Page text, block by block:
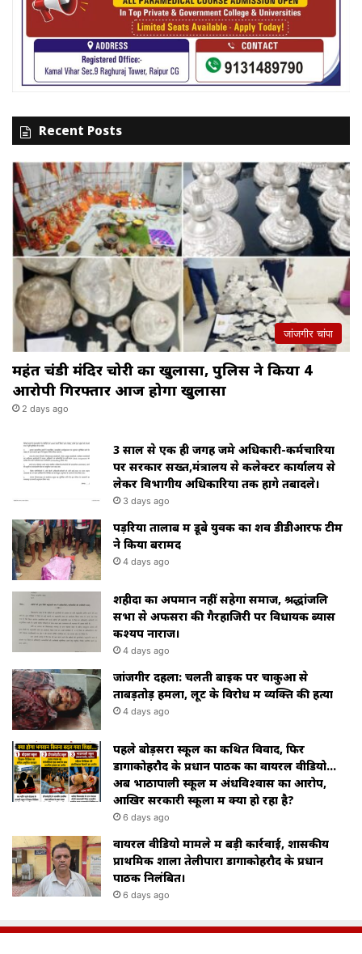
Recent Posts
जांजगीर चांपा
महंत चंडी मंदिर चोरी का खुलासा, पुलिस ने किया 4
आरोपी गिरफ्तार आज होगा खुलासा
2 days ago
3 साल से एक ही जगह जमे अधिकारी-कर्मचारियों
पर सरकार सख्त,मंत्रालय से कलेक्टर कार्यालय से
लेकर विभागीय अधिकारियों तक होंगे तबादले।
3 days ago
पड़रिया तालाब में डूबे युवक का शव डीडीआरफ टीम
ने किया बरामद
4 days ago
शहीदों का अपमान नहीं सहेगा समाज, श्रद्धांजलि
सभा से अफसरों की गैरहाजिरी पर विधायक ब्यास
कश्यप नाराज।
4 days ago
जांजगीर दहला: चलती बाइक पर चाकुओं से
ताबड़तोड़ हमला, लूट के विरोध में व्यक्ति की हत्या
4 days ago
पहले बोड़सरा स्कूल का कथित विवाद, फिर
डोंगाकोहरौद के प्रधान पाठक का वायरल वीडियो…
अब भाठापाली स्कूल में अंधविश्वास का आरोप,
आखिर सरकारी स्कूलों में क्या हो रहा है?
6 days ago
वायरल वीडियो मामले में बड़ी कार्रवाई, शासकीय
प्राथमिक शाला तेलीपारा डोंगाकोहरौद के प्रधान
पाठक निलंबित।
6 days ago